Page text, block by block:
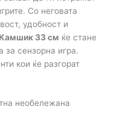
Со неговата
удобност и
33 см ќе стане
за сензорна игра.
кои ќе разгорат
необележана